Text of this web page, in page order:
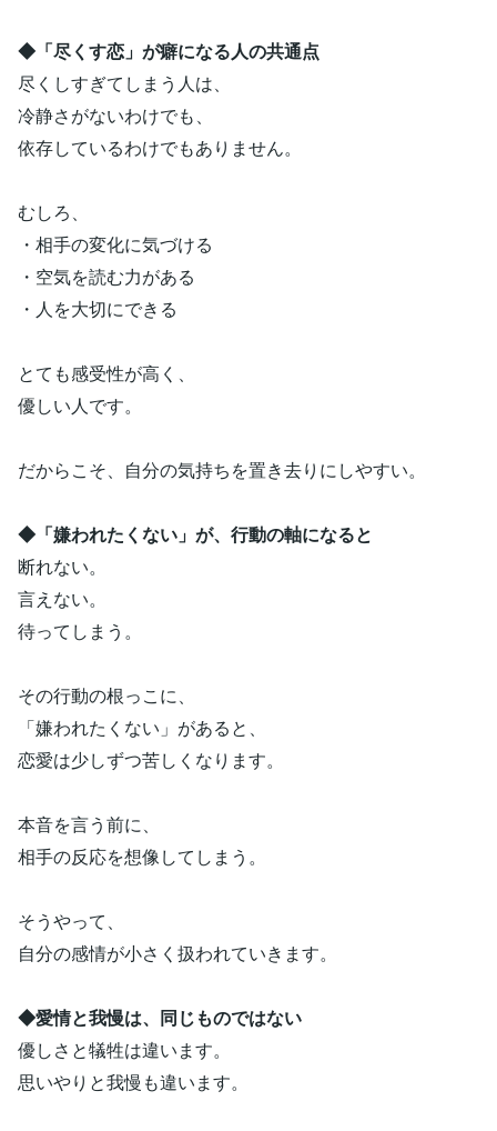
◆「尽くす恋」が癖になる人の共通点
尽くしすぎてしまう人は、
冷静さがないわけでも、
依存しているわけでもありません。
むしろ、
・相手の変化に気づける
・空気を読む力がある
・人を大切にできる
とても感受性が高く、
優しい人です。
だからこそ、自分の気持ちを置き去りにしやすい。
◆「嫌われたくない」が、行動の軸になると
断れない。
言えない。
待ってしまう。
その行動の根っこに、
「嫌われたくない」があると、
恋愛は少しずつ苦しくなります。
本音を言う前に、
相手の反応を想像してしまう。
そうやって、
自分の感情が小さく扱われていきます。
◆愛情と我慢は、同じものではない
優しさと犠牲は違います。
思いやりと我慢も違います。